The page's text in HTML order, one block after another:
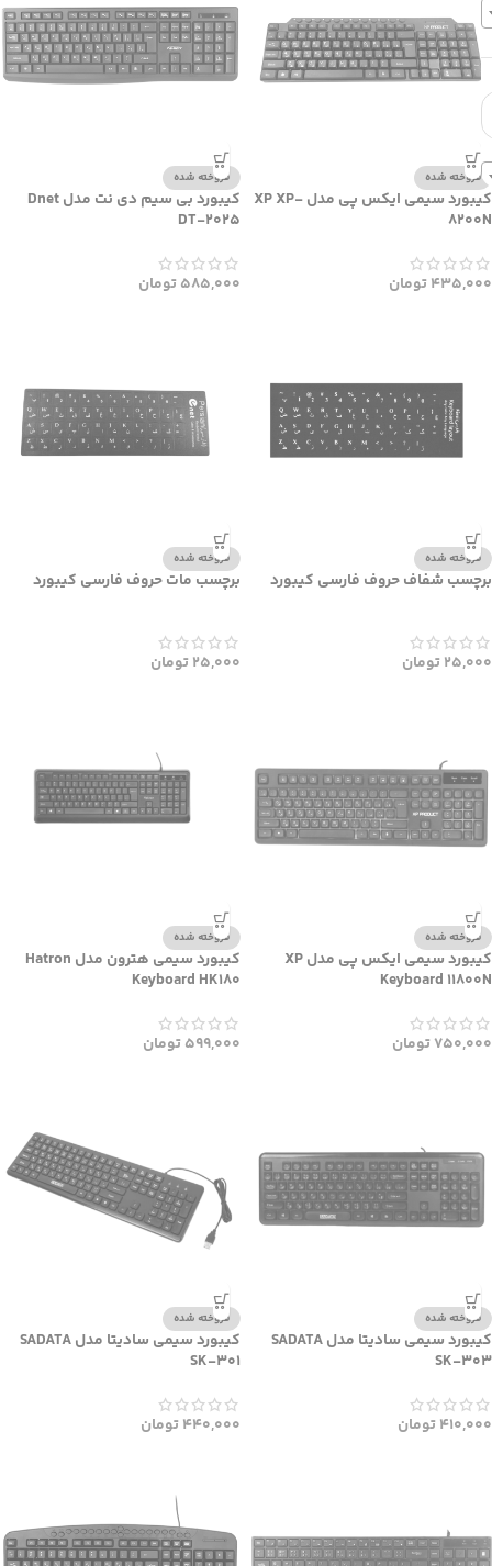
فروخته شده
کیبورد سیمی ایکس پی مدل XP XP-
8200N
435,000تومان
فروخته شده
کیبورد بی سیم دی نت مدل Dnet
DT-2025
585,000تومان
فروخته شده
برچسب شفاف حروف فارسی کیبورد
25,000تومان
فروخته شده
برچسب مات حروف فارسی کیبورد
25,000تومان
فروخته شده
کیبورد سیمی ایکس پی مدل XP
Keyboard 11800N
750,000تومان
فروخته شده
کیبورد سیمی هترون مدل Hatron
Keyboard HK180
599,000تومان
فروخته شده
کیبورد سیمی سادیتا مدل SADATA
SK-303
410,000تومان
فروخته شده
کیبورد سیمی سادیتا مدل SADATA
SK-301
440,000تومان